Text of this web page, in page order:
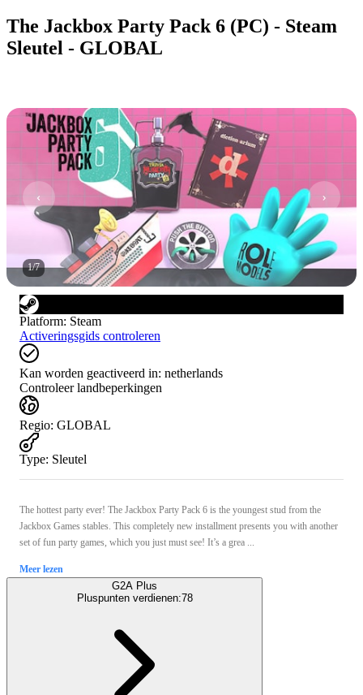
The Jackbox Party Pack 6 (PC) - Steam
Sleutel - GLOBAL
1/7
Platform: Steam
Activeringsgids controleren
Kan worden geactiveerd in: netherlands
Controleer landbeperkingen
Regio: GLOBAL
Type: Sleutel
The hottest party ever! The Jackbox Party Pack 6 is the youngest stud from the
Jackbox Games stables. This completely new installment presents you with another
set of fun party games, which you just must see! It’s a grea ...
Meer lezen
G2A Plus
Pluspunten verdienen:78